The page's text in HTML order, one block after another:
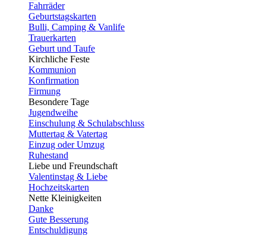
Fahrräder
Geburtstagskarten
Bulli, Camping & Vanlife
Trauerkarten
Geburt und Taufe
Kirchliche Feste
Kommunion
Konfirmation
Firmung
Besondere Tage
Jugendweihe
Einschulung & Schulabschluss
Muttertag & Vatertag
Einzug oder Umzug
Ruhestand
Liebe und Freundschaft
Valentinstag & Liebe
Hochzeitskarten
Nette Kleinigkeiten
Danke
Gute Besserung
Entschuldigung